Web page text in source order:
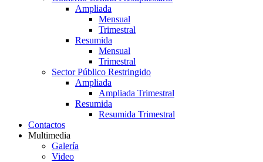
Ampliada
Mensual
Trimestral
Resumida
Mensual
Trimestral
Sector Público Restringido
Ampliada
Ampliada Trimestral
Resumida
Resumida Trimestral
Contactos
Multimedia
Galería
Video